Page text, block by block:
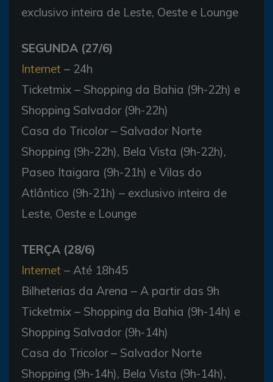
exclusivo inteira de Leste, Oeste e Lounge
SEGUNDA (27/6)
Internet – 24h
Ticketmix – Shopping da Bahia (9h-22h) e
Shopping Salvador (9h-22h)
Casa do Tricolor – Salvador Norte
Shopping (9h-22h), Bela Vista (9h-22h),
Paseo Itaigara (9h-21h) e Vilas do
Atlântico (9h-21h) – exclusivo inteira de
Leste, Oeste e Lounge
TERÇA (28/6)
Internet – Até 18h45
Bilheterias da Arena – A partir das 9h
Ticketmix – Shopping da Bahia (9h-14h) e
Shopping Salvador (9h-14h)
Casa do Tricolor – Salvador Norte
Shopping (9h-14h), Bela Vista (9h-14h),